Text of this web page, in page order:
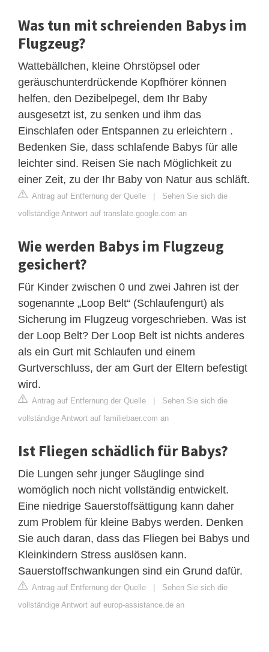
Was tun mit schreienden Babys im
Flugzeug?
Wattebällchen, kleine Ohrstöpsel oder
geräuschunterdrückende Kopfhörer können
helfen, den Dezibelpegel, dem Ihr Baby
ausgesetzt ist, zu senken und ihm das
Einschlafen oder Entspannen zu erleichtern .
Bedenken Sie, dass schlafende Babys für alle
leichter sind. Reisen Sie nach Möglichkeit zu
einer Zeit, zu der Ihr Baby von Natur aus schläft.
Antrag auf Entfernung der Quelle | Sehen Sie sich die
vollständige Antwort auf translate.google.com an
Wie werden Babys im Flugzeug
gesichert?
Für Kinder zwischen 0 und zwei Jahren ist der
sogenannte „Loop Belt“ (Schlaufengurt) als
Sicherung im Flugzeug vorgeschrieben. Was ist
der Loop Belt? Der Loop Belt ist nichts anderes
als ein Gurt mit Schlaufen und einem
Gurtverschluss, der am Gurt der Eltern befestigt
wird.
Antrag auf Entfernung der Quelle | Sehen Sie sich die
vollständige Antwort auf familiebaer.com an
Ist Fliegen schädlich für Babys?
Die Lungen sehr junger Säuglinge sind
womöglich noch nicht vollständig entwickelt.
Eine niedrige Sauerstoffsättigung kann daher
zum Problem für kleine Babys werden. Denken
Sie auch daran, dass das Fliegen bei Babys und
Kleinkindern Stress auslösen kann.
Sauerstoffschwankungen sind ein Grund dafür.
Antrag auf Entfernung der Quelle | Sehen Sie sich die
vollständige Antwort auf europ-assistance.de an